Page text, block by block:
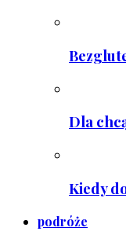
Dla
Kiedy
podróże